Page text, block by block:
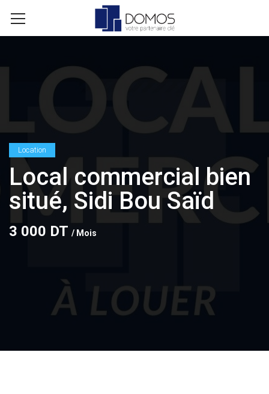
Location
Local commercial bien
situé, Sidi Bou Saïd
3 000 DT / Mois